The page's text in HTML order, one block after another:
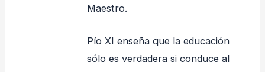
Maestro.
Pío XI enseña que la educación
sólo es verdadera si conduce al